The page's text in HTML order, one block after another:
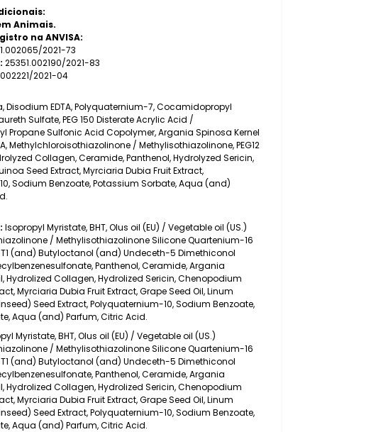
Animais.
na ANVISA:
2021-73
25351.002190/2021-83
2021-04
Disodium EDTA, Polyquaternium-7, Cocamidopropyl
Sulfate, PEG 150 Disterate Acrylic Acid /
Propane Sulfonic Acid Copolymer, Argania Spinosa Kernel
Methylchloroisothiazolinone / Methylisothiazolinone, PEG12
Collagen, Ceramide, Panthenol, Hydrolyzed Sericin,
Seed Extract, Myrciaria Dubia Fruit Extract,
Sodium Benzoate, Potassium Sorbate, Aqua (and)
Isopropyl Myristate, BHT, Olus oil (EU) / Vegetable oil (US.)
/ Methylisothiazolinone Silicone Quartenium-16
(and) Butyloctanol (and) Undeceth-5 Dimethiconol
Panthenol, Ceramide, Argania
Hydrolized Collagen, Hydrolized Sericin, Chenopodium
Myrciaria Dubia Fruit Extract, Grape Seed Oil, Linum
Seed Extract, Polyquaternium-10, Sodium Benzoate,
Aqua (and) Parfum, Citric Acid.
Myristate, BHT, Olus oil (EU) / Vegetable oil (US.)
/ Methylisothiazolinone Silicone Quartenium-16
(and) Butyloctanol (and) Undeceth-5 Dimethiconol
Panthenol, Ceramide, Argania
Hydrolized Collagen, Hydrolized Sericin, Chenopodium
Myrciaria Dubia Fruit Extract, Grape Seed Oil, Linum
Seed Extract, Polyquaternium-10, Sodium Benzoate,
Aqua (and) Parfum, Citric Acid.